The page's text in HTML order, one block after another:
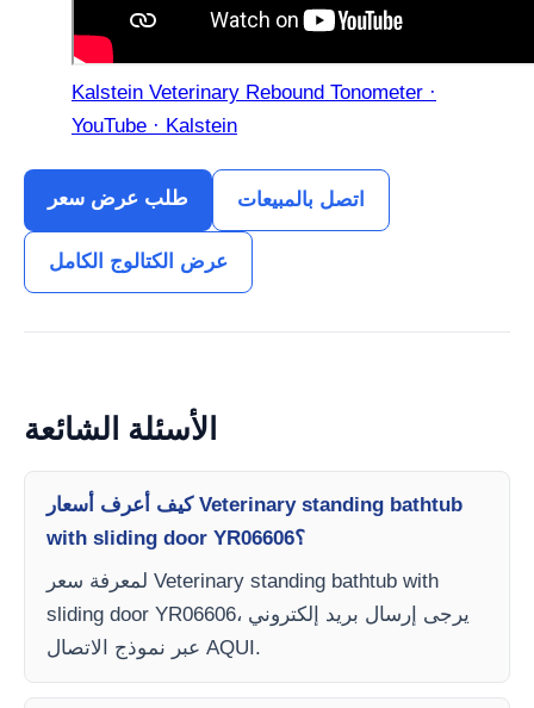
Kalstein Veterinary Rebound Tonometer ·
YouTube · Kalstein
طلب عرض سعر اتصل بالمبيعات
عرض الكتالوج الكامل
الأسئلة الشائعة
كيف أعرف أسعار Veterinary standing bathtub
with sliding door YR06606؟
لمعرفة سعر Veterinary standing bathtub with
sliding door YR06606، يرجى إرسال بريد إلكتروني
عبر نموذج الاتصال AQUI.